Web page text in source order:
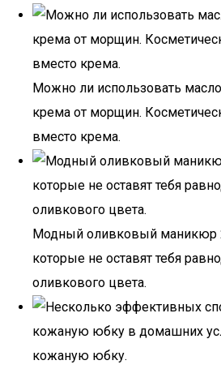
Можно ли использовать
крема от морщин.
вместо крема.
Модный оливковый маникюр
которые не оставят тебя
оливкового цвета.